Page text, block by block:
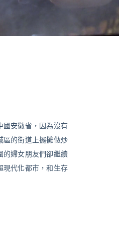
國安徽省，因為沒有
區的街道上擺攤做炒
的婦女朋友們卻繼續
現代化都市，和生存